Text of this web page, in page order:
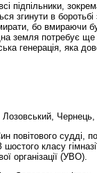
підпільники,
згинути в
бо вмираючи
земля потребує
генерація, яка
судді,
класу
організації (УВО).